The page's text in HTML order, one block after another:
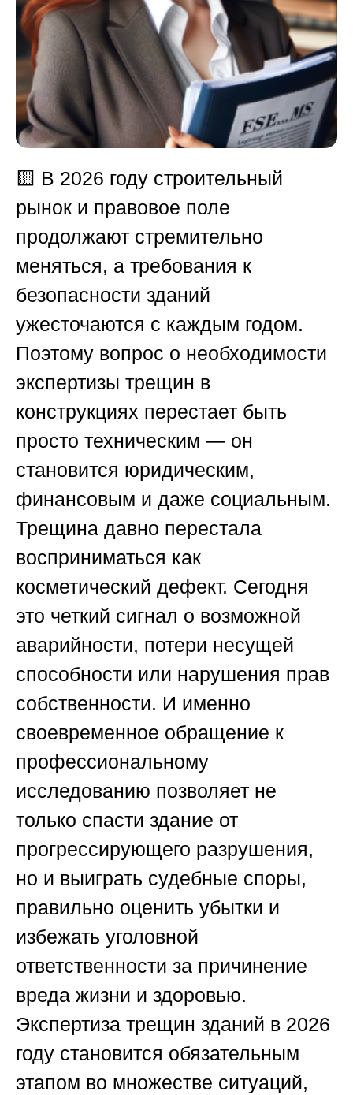
🟨 В 2026 году строительный
рынок и правовое поле
продолжают стремительно
меняться, а требования к
безопасности зданий
ужесточаются с каждым годом.
Поэтому вопрос о необходимости
экспертизы трещин в
конструкциях перестает быть
просто техническим — он
становится юридическим,
финансовым и даже социальным.
Трещина давно перестала
восприниматься как
косметический дефект. Сегодня
это четкий сигнал о возможной
аварийности, потери несущей
способности или нарушения прав
собственности. И именно
своевременное обращение к
профессиональному
исследованию позволяет не
только спасти здание от
прогрессирующего разрушения,
но и выиграть судебные споры,
правильно оценить убытки и
избежать уголовной
ответственности за причинение
вреда жизни и здоровью.
Экспертиза трещин зданий в 2026
году становится обязательным
этапом во множестве ситуаций,